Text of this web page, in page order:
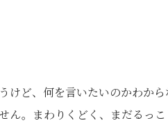
うけど、何を言いたいのかわ
ん。まわりくどく、まだるっ